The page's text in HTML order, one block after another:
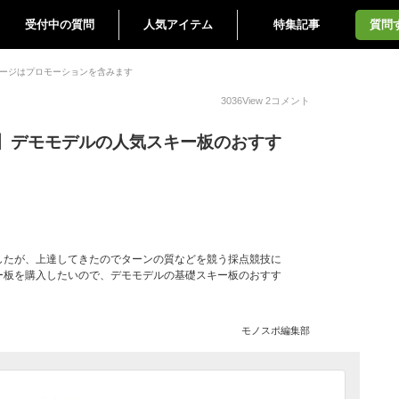
受付中の質問 人気アイテム 特集記事 質問
ジはプロモーションを含みます
3036View 2コメント
デモモデルの人気スキー板のおすす
が、上達してきたのでターンの質などを競う採点競技に
を購入したいので、デモモデルの基礎スキー板のおすす
モノスポ編集部